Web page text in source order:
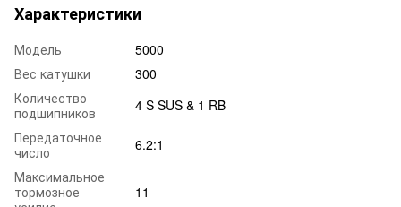
Характеристики
Модель
5000
Вес катушки
300
Количество
подшипников
4 S SUS & 1 RB
Передаточное
число
6.2:1
Максимальное
тормозное
11